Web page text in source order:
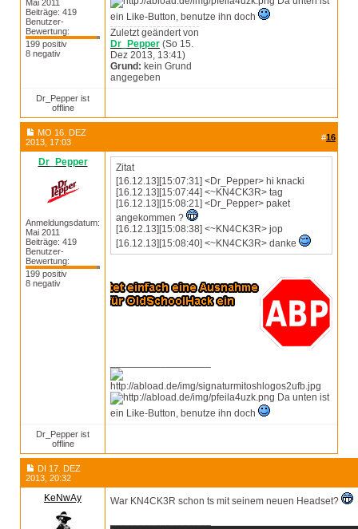
Mai 2011
Beiträge: 419
Benutzer-
Bewertung:
199 positiv
8 negativ
ein Like-Button, benutze ihn doch
Zuletzt geändert von
Dr_Pepper (So 15.
Dez 2013, 13:41)
Grund: kein Grund
angegeben
Dr_Pepper ist
offline
MO 16. DEZ
2013, 17:03
#16
Dr_Pepper
Anmeldungsdatum:
Mai 2011
Beiträge: 419
Benutzer-
Bewertung:
199 positiv
8 negativ
Zitat
[16.12.13][15:07:31] <Dr_Pepper> hi knacki
[16.12.13][15:07:44] <~KN4CK3R> tag
[16.12.13][15:08:21] <Dr_Pepper> paket
angekommen ?
[16.12.13][15:08:38] <~KN4CK3R> jop
[16.12.13][15:08:40] <~KN4CK3R> danke
Da unten ist
ein Like-Button, benutze ihn doch
Dr_Pepper ist
offline
DI 17. DEZ
2013, 20:32
KeNwAy
War KN4CK3R schon ts mit seinem neuen Headset?